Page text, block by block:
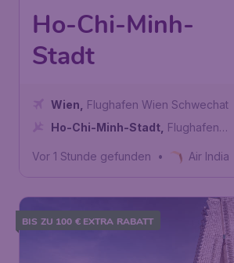
Ho-Chi-Minh-
Stadt
Wien
Flughafen Wien Schwechat
Ho-Chi-Minh-Stadt Flughafen
Vor 1 Stunde gefunden • Air India
BIS ZU 100 € EXTRA RABATT